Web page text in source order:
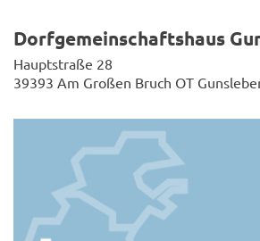
Dorfgemeinschaftshaus
Hauptstraße 28
39393 Am Großen Bruch OT